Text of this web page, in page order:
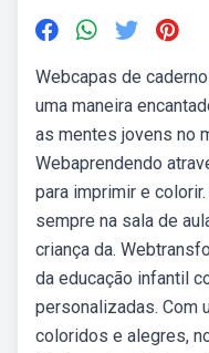
Webcapas de
uma maneira
as mentes jovens no
Webaprendendo
para imprimir e
sempre na sala de
criança da.
da educação infantil
personalizadas. Com
coloridos e alegres,